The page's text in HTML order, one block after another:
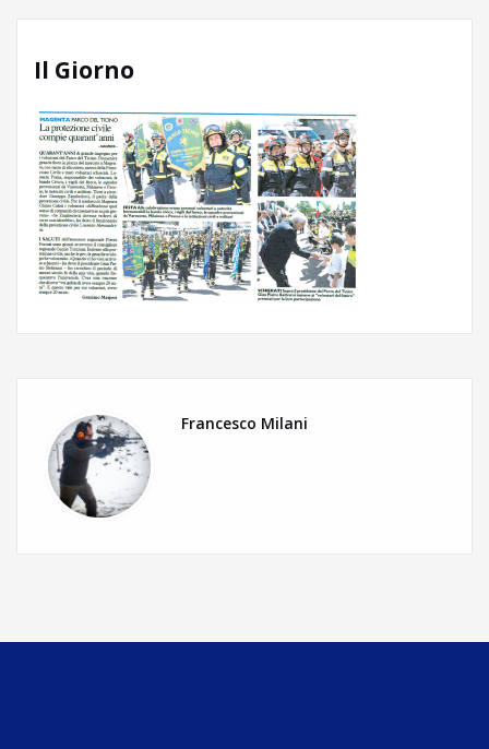
Il Giorno
Francesco Milani